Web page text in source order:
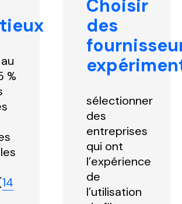
consultez la section sur les
causés par leur
GRS comprend un
minimum de contenu recyclé
et des exigences sociales
supplémentaires liées
et à l’utilisation de produits
)
%
14
Choisir
des
sélectionner
des
entreprises
qui ont
l’expérience
de
l’utilisation